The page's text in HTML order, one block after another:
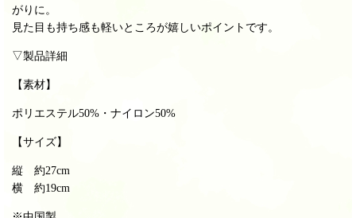
がりに。
見た目も持ち感も軽いところが嬉しいポイントです。
▽製品詳細
【素材】
ポリエステル50%・ナイロン50%
【サイズ】
縦 約27cm
横 約19cm